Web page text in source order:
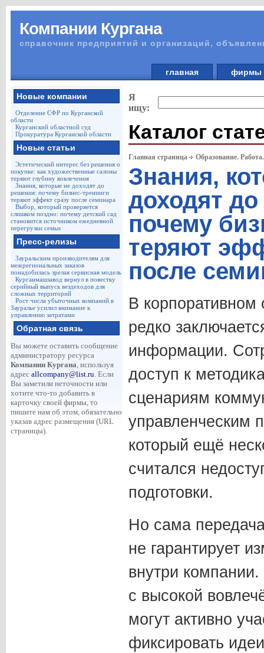
Компании Кургана
справочник предприятий и организаций,
главная
Новые компании
Отделение СФР по Курганской
области
Курганский областной суд
Прокуратура Курганской области
Новые статьи
Эстетический интерес без решения о
покупке: как художественные салоны
теряют глубину вовлечения
Знания, которые не доходят до
решения: почему бизнес-тренинги
теряют эффект сразу после семинара
Выбор, который проверяется
слишком поздно: почему детский сад
становится источником ежедневной
перегрузки семьи
Пресс-релизы
Зауральским производителям для
межрегиональных заказов
понадобилась зрелая сервисная модель
Курганмашзавод вернул в повестку
серийный выпуск вездеходов для
сложных территорий
Рост числа убыточных компаний в
Зауралье усилил внимание к
управлению затратами
Обратная связь
Вы можете оставить сообщение
администратору ресурса
Компании Кургана, используя
адрес allcompany@list.ru. Если
Вы заметили неточности или
хотите что-то добавить в
карточку своей фирмы, то
пишите нам об этом, обязательно
указав адрес размещения (URL
страницы).
Я
ищу:
Каталог
Главная страница Образование.
Знания,
доходят
почему
теряют
после
В корпоративном
редко
информации.
доступ к
сценариям
управленческим
который ещё
считался
подготовки.
Но сама
не гарантирует
внутри
с высокой
могут активно
фиксировать